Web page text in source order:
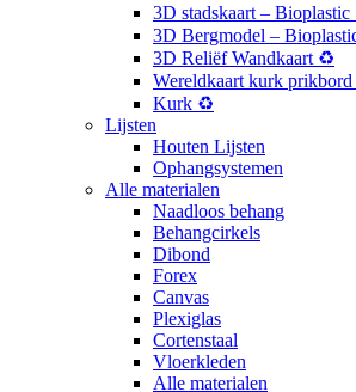
3D stadskaart –
3D Bergmodel –
3D Reliëf Wandkaart ♻️
Wereldkaart kurk
Kurk ♻️
Lijsten
Houten Lijsten
Ophangsystemen
Alle materialen
Naadloos behang
Behangcirkels
Dibond
Forex
Canvas
Plexiglas
Cortenstaal
Vloerkleden
Alle materialen